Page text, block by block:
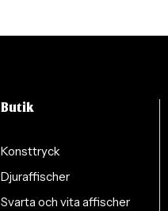
Butik
Konsttryck
Djuraffischer
Svarta och vita affischer